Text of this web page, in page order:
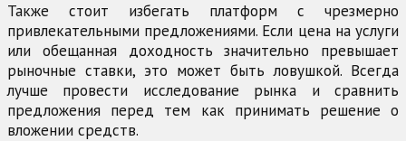
Также стоит избегать платформ с чрезмерно
привлекательными предложениями. Если цена на услуги
или обещанная доходность значительно превышает
рыночные ставки, это может быть ловушкой. Всегда
лучше провести исследование рынка и сравнить
предложения перед тем как принимать решение о
вложении средств.